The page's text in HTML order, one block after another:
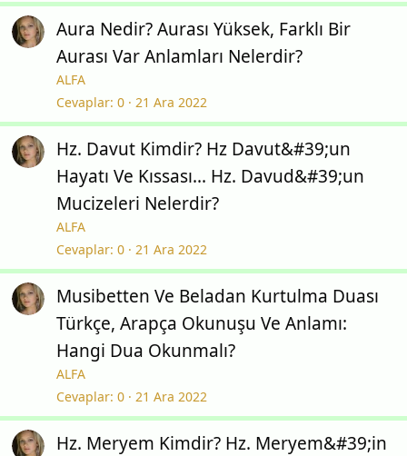
Aura Nedir? Aurası Yüksek, Farklı Bir
Aurası Var Anlamları Nelerdir?
ALFA
Cevaplar 0 21 Ara 2022
Hz. Davut Kimdir? Hz Davut&#39;un
Hayatı Ve Kıssası... Hz. Davud&#39;un
Mucizeleri Nelerdir?
ALFA
Cevaplar 0 21 Ara 2022
Musibetten Ve Beladan Kurtulma Duası
Türkçe, Arapça Okunuşu Ve Anlamı:
Hangi Dua Okunmalı?
ALFA
Cevaplar 0 21 Ara 2022
Hz. Meryem Kimdir? Hz. Meryem&#39;in